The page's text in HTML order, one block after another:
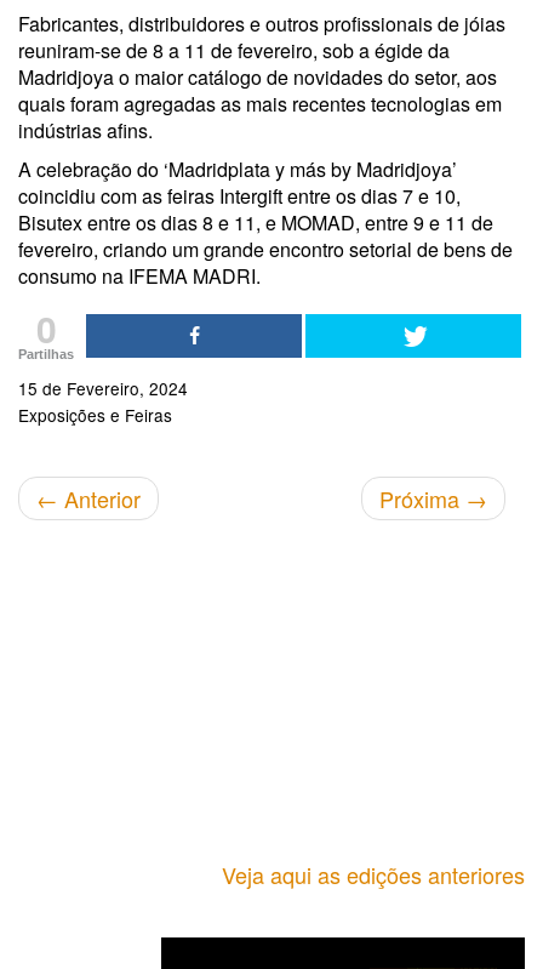
Fabricantes, distribuidores e outros profissionais de jóias
reuniram-se de 8 a 11 de fevereiro, sob a égide da
Madridjoya o maior catálogo de novidades do setor, aos
quais foram agregadas as mais recentes tecnologias em
indústrias afins.
A celebração do ‘Madridplata y más by Madridjoya’
coincidiu com as feiras Intergift entre os dias 7 e 10,
Bisutex entre os dias 8 e 11, e MOMAD, entre 9 e 11 de
fevereiro, criando um grande encontro setorial de bens de
consumo na IFEMA MADRI.
0
Partilhas
15 de Fevereiro, 2024
Exposições e Feiras
← Anterior Próxima →
Veja aqui as edições anteriores